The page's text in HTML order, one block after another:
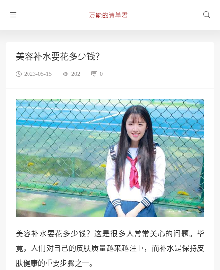
美容补水要花多少钱？
2023-05-15 202 0
美容补水要花多少钱？这是很多人常常关心的问题。毕
竟，人们对自己的皮肤质量越来越注重，而补水是保持皮
肤健康的重要步骤之一。